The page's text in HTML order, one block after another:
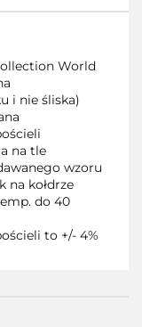
World
i nie śliska)
na tle
wzoru
na kołdrze
do 40
to +/- 4%